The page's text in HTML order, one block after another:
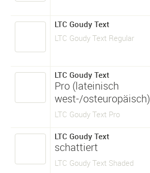
LTC Goudy Text
LTC Goudy Text Regular
LTC Goudy Text
Pro (lateinisch
west-/osteuropäisch)
LTC Goudy Text Pro
LTC Goudy Text
schattiert
LTC Goudy Text Shaded